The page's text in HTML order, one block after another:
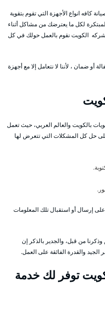
كافه انواع الأجهزة التي تقوم بتقوية
لكل ما يعترضك من مشاكل أثناء
شركه الكويت نقوم بالعمل حولك في كل
أو ضمان ، لأننا لا نتعامل إلا مع أجهزة
بالكويت والعالم العربي، حيث تعمل
وعلى حل كل المشكلات التي تتعرض لها
إرسال أو استقبال تلك المعلومات
من قبل، والجدير بالذكر إن
والقدرة الفائقة على العمل.
توفر لك خدمة